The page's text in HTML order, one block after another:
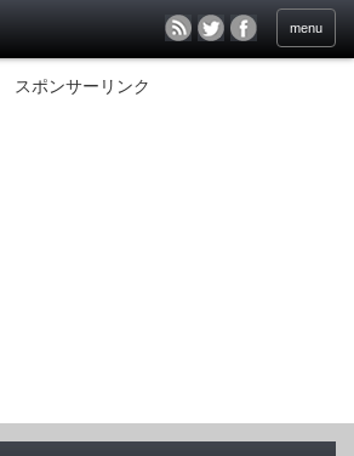
menu
スポンサーリンク